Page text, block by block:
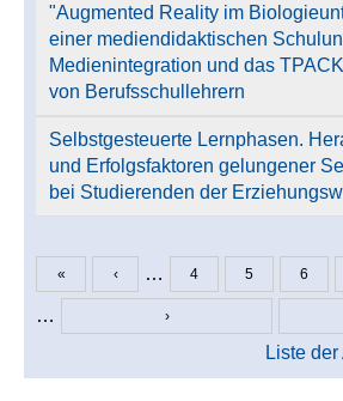
"Augmented Reality im
einer mediendidaktischen
Medienintegration und das
von Berufsschullehrern
Selbstgesteuerte Lernphasen.
und Erfolgsfaktoren gelungener
bei Studierenden der
Seiten
« ‹ … 4 5 6
… ›
Liste